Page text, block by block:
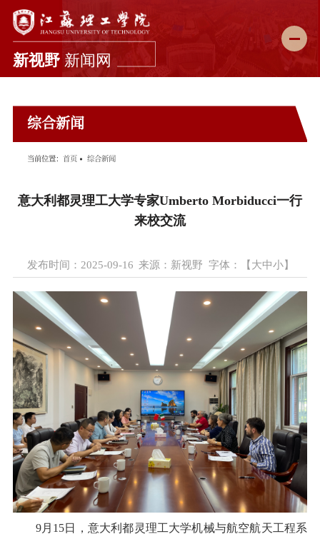
学校要闻
综合新闻
媒体理工
图说校园
理工影像
校报在线
融媒矩阵
学校主页 宣传部主页
综合新闻
当前位置： 首页 综合新闻
意大利都灵理工大学专家Umberto Morbiducci一行
来校交流
发布时间：2025-09-16 来源：新视野 字体：【 大中小】
9月15日，意大利都灵理工大学机械与航空航天工程系